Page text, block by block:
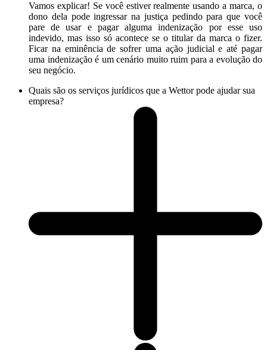
Vamos explicar! Se você estiver realmente usando a marca, o
dono dela pode ingressar na justiça pedindo para que você
pare de usar e pagar alguma indenização por esse uso
indevido, mas isso só acontece se o titular da marca o fizer.
Ficar na eminência de sofrer uma ação judicial e até pagar
uma indenização é um cenário muito ruim para a evolução do
seu negócio.
Quais são os serviços jurídicos que a Wettor pode ajudar sua
empresa?